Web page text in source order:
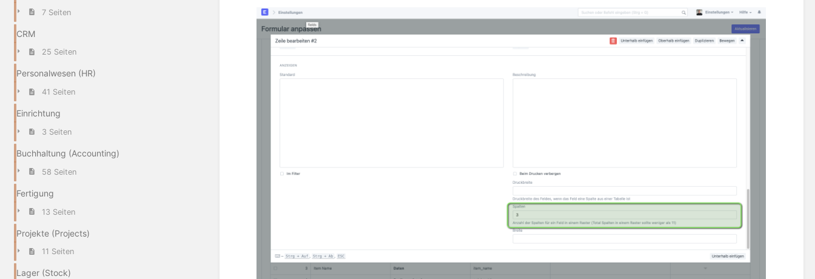
7 Seiten
CRM
25 Seiten
Personalwesen (HR)
41 Seiten
Einrichtung
3 Seiten
Buchhaltung (Accounting)
58 Seiten
Fertigung
13 Seiten
Projekte (Projects)
11 Seiten
Lager (Stock)